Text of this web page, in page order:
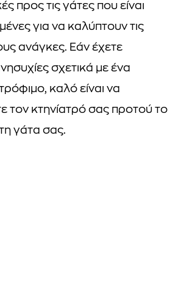
προς τις γάτες που είναι
για να καλύπτουν τις
ανάγκες. Εάν έχετε
σχετικά με ένα
καλό είναι να
τον κτηνίατρό σας προτού το
γάτα σας.